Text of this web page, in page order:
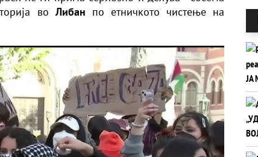
во Либан по етничкото чистење на